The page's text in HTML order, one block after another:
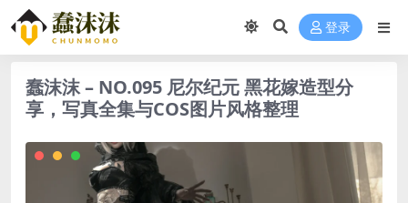
登录
蠢沫沫 – NO.095 尼尔纪元 黑花嫁造型分
享，写真全集与COS图片风格整理